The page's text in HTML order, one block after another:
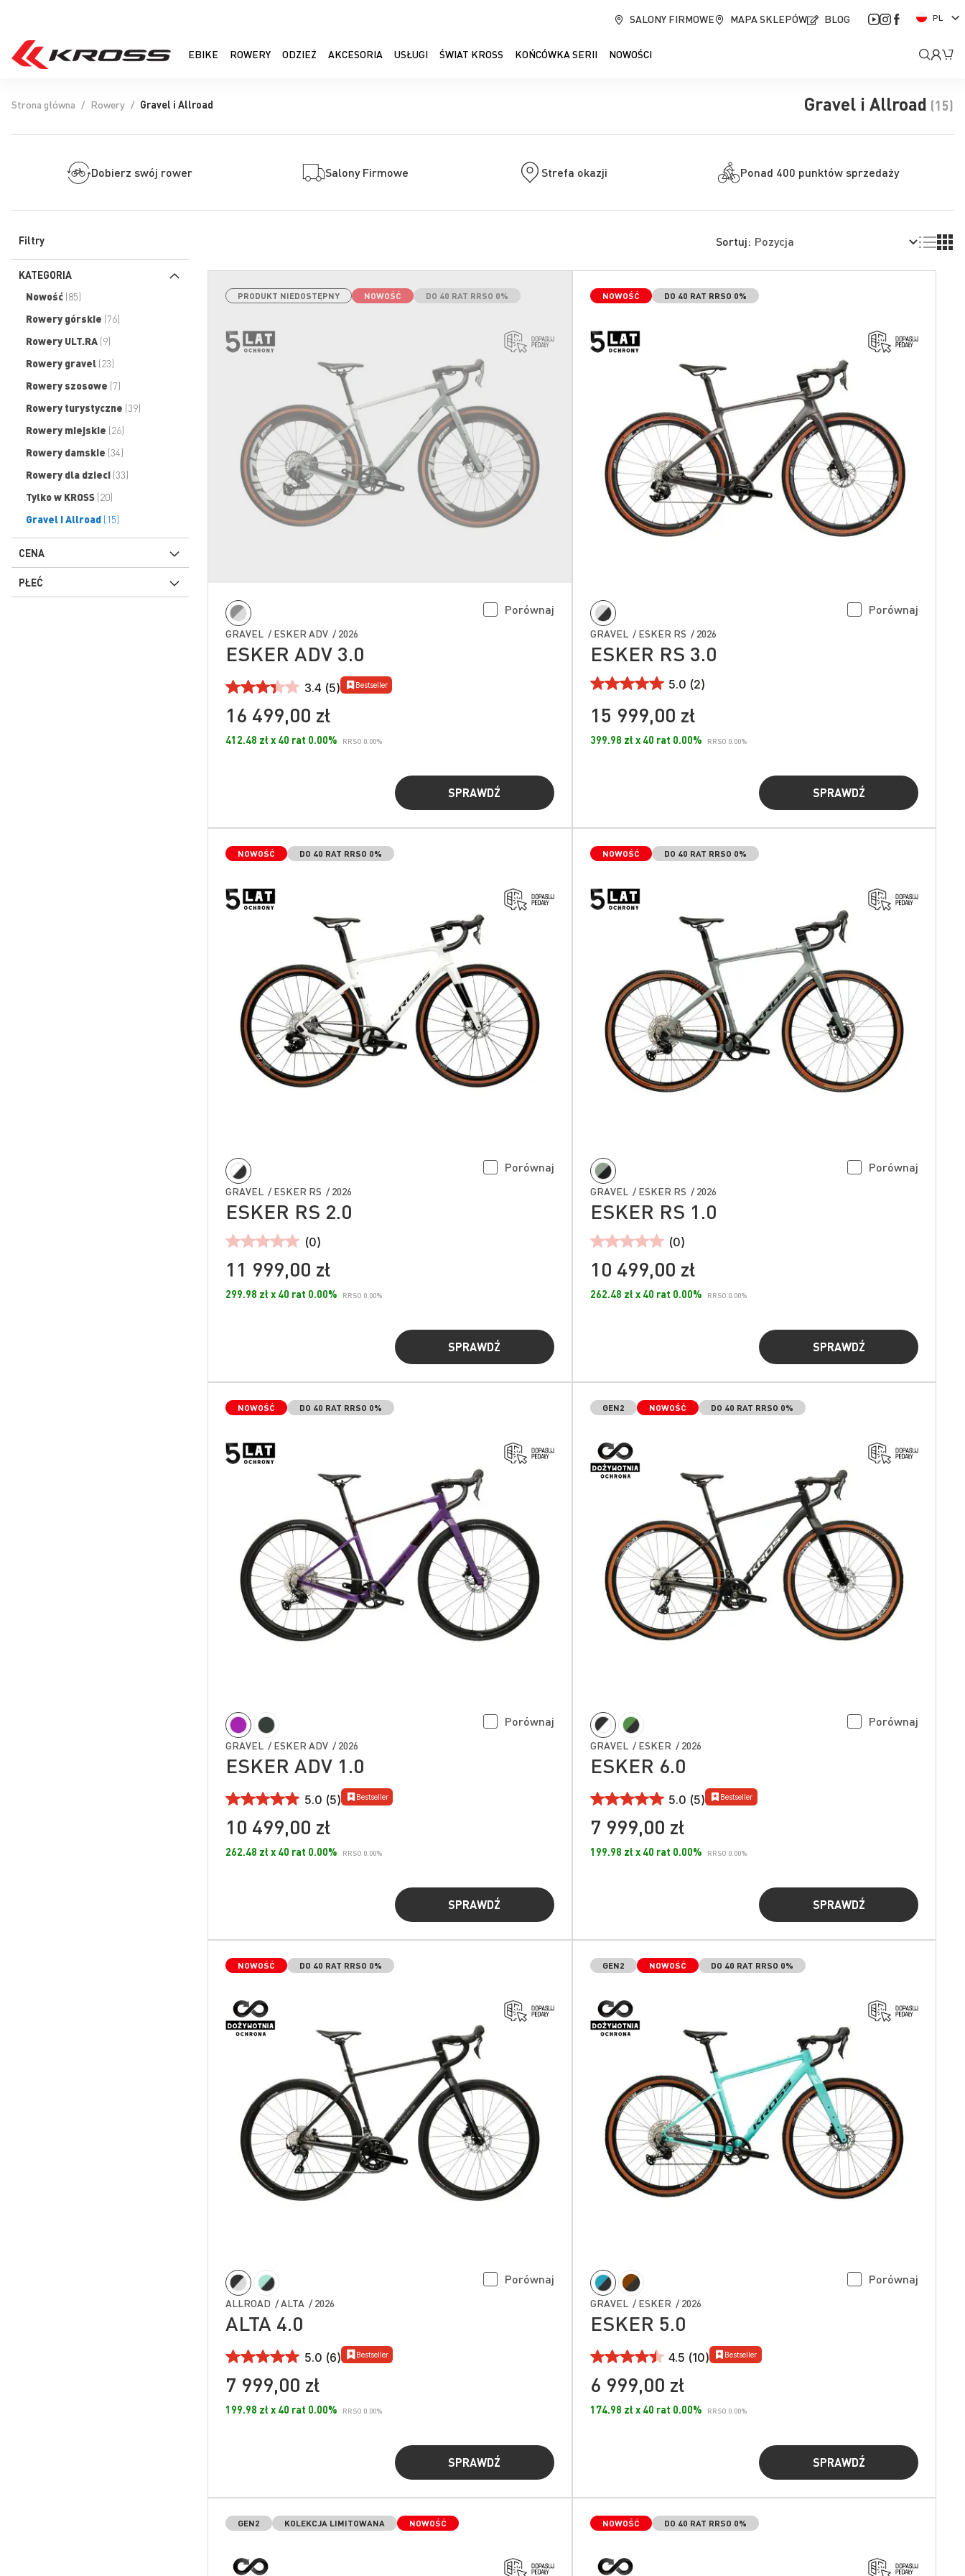
SALONY FIRMOWE MAPA SKLEPÓW BLOG
J
y
PL
EBIKE ROWERY ODZIEŻ AKCESORIA USŁUGI ŚWIAT KROSS KOŃCÓWKA SERII NOWOŚCI
Moje
Gravel i Allroad (15)
Strona główna Rowery Gravel i Allroad
Dobierz swój rower Salony Firmowe Strefa okazji Ponad 400 punktów sprzedaży
Sortuj: Siatka
Lista
PRODUKT NIEDOSTĘPNY NOWOŚĆ DO 40 RAT RRSO 0%
GRAVEL / ESKER ADV / 2026
ESKER ADV 3.0
3.4 (5) Bestseller
Porównaj
16 499,00 zł
412.48 zł x 40 rat 0.00% RRSO 0.00%
SPRAWDŹ
NOWOŚĆ DO 40 RAT RRSO 0%
GRAVEL / ESKER RS / 2026
ESKER RS 3.0
5.0 (2)
Porównaj
15 999,00 zł
399.98 zł x 40 rat 0.00% RRSO 0.00%
SPRAWDŹ
NOWOŚĆ DO 40 RAT RRSO 0%
GRAVEL / ESKER RS / 2026
ESKER RS 2.0
(0)
Porównaj
11 999,00 zł
299.98 zł x 40 rat 0.00% RRSO 0.00%
SPRAWDŹ
NOWOŚĆ DO 40 RAT RRSO 0%
GRAVEL / ESKER RS / 2026
ESKER RS 1.0
(0)
Porównaj
10 499,00 zł
262.48 zł x 40 rat 0.00% RRSO 0.00%
SPRAWDŹ
NOWOŚĆ DO 40 RAT RRSO 0%
GRAVEL / ESKER ADV / 2026
ESKER ADV 1.0
5.0 (5) Bestseller
Porównaj
10 499,00 zł
262.48 zł x 40 rat 0.00% RRSO 0.00%
SPRAWDŹ
GEN2 NOWOŚĆ DO 40 RAT RRSO 0%
GRAVEL / ESKER / 2026
ESKER 6.0
5.0 (5) Bestseller
Porównaj
7 999,00 zł
199.98 zł x 40 rat 0.00% RRSO 0.00%
SPRAWDŹ
NOWOŚĆ DO 40 RAT RRSO 0%
ALLROAD / ALTA / 2026
ALTA 4.0
5.0 (6) Bestseller
Porównaj
7 999,00 zł
199.98 zł x 40 rat 0.00% RRSO 0.00%
SPRAWDŹ
GEN2 NOWOŚĆ DO 40 RAT RRSO 0%
GRAVEL / ESKER / 2026
ESKER 5.0
4.5 (10) Bestseller
Porównaj
6 999,00 zł
174.98 zł x 40 rat 0.00% RRSO 0.00%
SPRAWDŹ
GEN2 KOLEKCJA LIMITOWANA NOWOŚĆ NOWOŚĆ DO 40 RAT RRSO 0%
Filtry
KATEGORIA
Nowość 85
produkty
Rowery górskie 76
produkty
Rowery ULT.RA 9
produkty
Rowery gravel 23
produkty
Rowery szosowe 7
produkty
Rowery turystyczne 39
produkty
Rowery miejskie 26
produkty
Rowery damskie 34
produkty
Rowery dla dzieci 33
produkty
Tylko w KROSS 20
produkty
Gravel i Allroad 15
produkty
CENA
PŁEĆ